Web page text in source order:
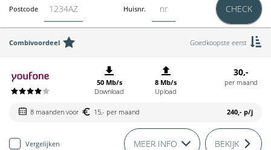
Postcode Huisnr. CHECK
Combivoordeel Goedkoopste eerst
50 Mb/s
Download
8 Mb/s
Upload
30,-
per maand
8 maanden voor 15,- per maand 240,- p/j
Vergelijken MEER INFO BEKIJK